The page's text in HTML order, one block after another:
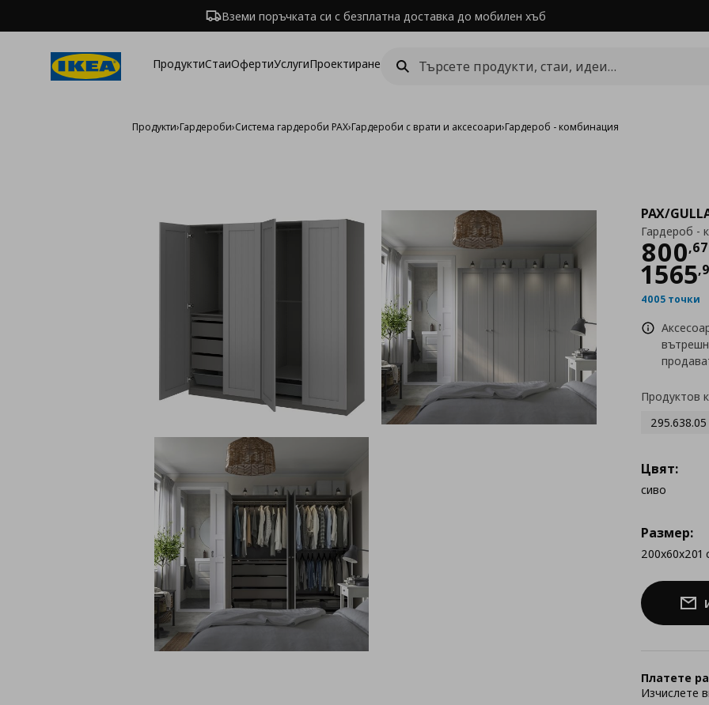
Вземи поръчката си с безплатна доставка до мобилен хъб
ПродуктиСтаиОфертиУслугиПроектиране
Продукти›Гардероби›Система гардероби PAX›Гардероби с врати и аксесоари›Гардероб - комбинация
PAX/
Гардероб -
800,67
1565,
4005 точки
Продуктов
295.638.05
Цвят:
сиво
Размер:
200x60x201
Платете
Изчислете